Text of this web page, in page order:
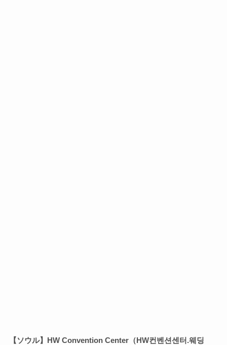
【ソウル】HW Convention Center（HW컨벤션센터.웨딩